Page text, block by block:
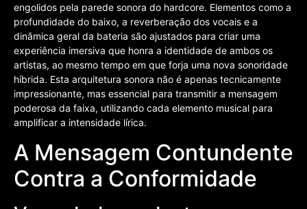
engolidos pela parede sonora do hardcore. Elementos como a
profundidade do baixo, a reverberação dos vocais e a
dinâmica geral da bateria são ajustados para criar uma
experiência imersiva que honra a identidade de ambos os
artistas, ao mesmo tempo em que forja uma nova sonoridade
híbrida. Esta arquitetura sonora não é apenas tecnicamente
impressionante, mas essencial para transmitir a mensagem
poderosa da faixa, utilizando cada elemento musical para
amplificar a intensidade lírica.
A Mensagem Contundente
Contra a Conformidade